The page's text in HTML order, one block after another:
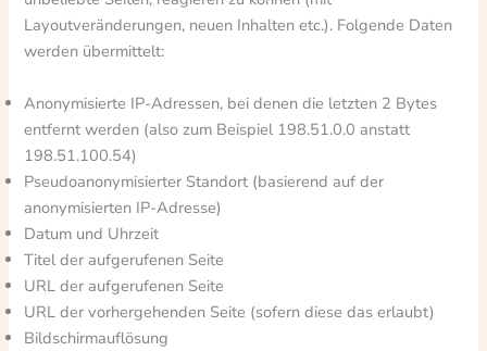
Layoutveränderungen, neuen Inhalten etc.). Folgende Daten
werden übermittelt:
Anonymisierte IP-Adressen, bei denen die letzten 2 Bytes
entfernt werden (also zum Beispiel 198.51.0.0 anstatt
198.51.100.54)
Pseudoanonymisierter Standort (basierend auf der
anonymisierten IP-Adresse)
Datum und Uhrzeit
Titel der aufgerufenen Seite
URL der aufgerufenen Seite
URL der vorhergehenden Seite (sofern diese das erlaubt)
Bildschirmauflösung